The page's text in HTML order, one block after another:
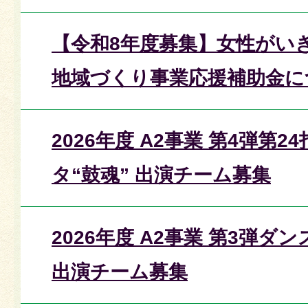
【令和8年度募集】女性が
地域づくり事業応援補助金
2026年度 A2事業 第4弾第24
タ“鼓魂” 出演チーム募集
2026年度 A2事業 第3弾ダン
出演チーム募集